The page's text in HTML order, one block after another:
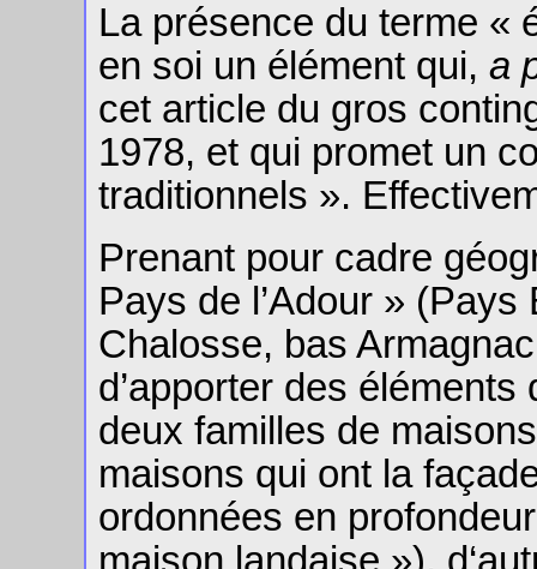
La présence du terme «
en soi un élément qui, a
cet article du gros
1978, et qui promet un
traditionnels ».
Prenant pour cadre
Pays de l’Adour »
Chalosse, bas
d’apporter des
deux familles de
maisons qui ont la
ordonnées en